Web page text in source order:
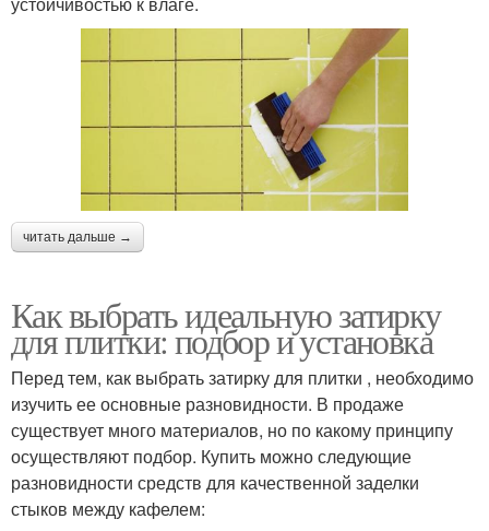
читать дальше →
Как выбрать идеальную затирку
для плитки: подбор и установка
Перед тем, как выбрать затирку для плитки , необходимо
изучить ее основные разновидности. В продаже
существует много материалов, но по какому принципу
осуществляют подбор. Купить можно следующие
разновидности средств для качественной заделки
стыков между кафелем: